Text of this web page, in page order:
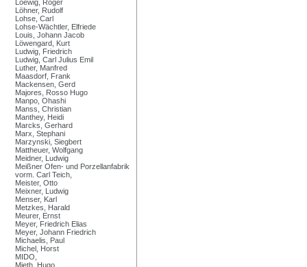
Loewig, Roger
Löhner, Rudolf
Lohse, Carl
Lohse-Wächtler, Elfriede
Louis, Johann Jacob
Löwengard, Kurt
Ludwig, Friedrich
Ludwig, Carl Julius Emil
Luther, Manfred
Maasdorf, Frank
Mackensen, Gerd
Majores, Rosso Hugo
Manpo, Ohashi
Manss, Christian
Manthey, Heidi
Marcks, Gerhard
Marx, Stephani
Marzynski, Siegbert
Mattheuer, Wolfgang
Meidner, Ludwig
Meißner Ofen- und Porzellanfabrik
vorm. Carl Teich,
Meister, Otto
Meixner, Ludwig
Menser, Karl
Metzkes, Harald
Meurer, Ernst
Meyer, Friedrich Elias
Meyer, Johann Friedrich
Michaelis, Paul
Michel, Horst
MIDO,
Mieth, Hugo